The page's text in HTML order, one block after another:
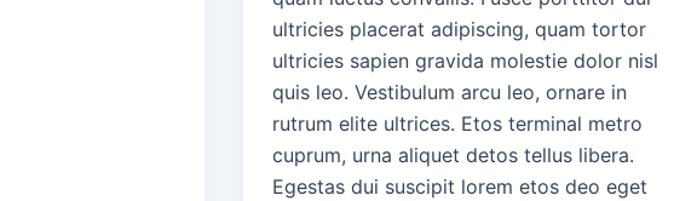
ultricies placerat adipiscing, quam tortor
ultricies sapien gravida molestie dolor nisl
quis leo. Vestibulum arcu leo, ornare in
rutrum elite ultrices. Etos terminal metro
cuprum, urna aliquet detos tellus libera.
Egestas dui suscipit lorem etos deo eget